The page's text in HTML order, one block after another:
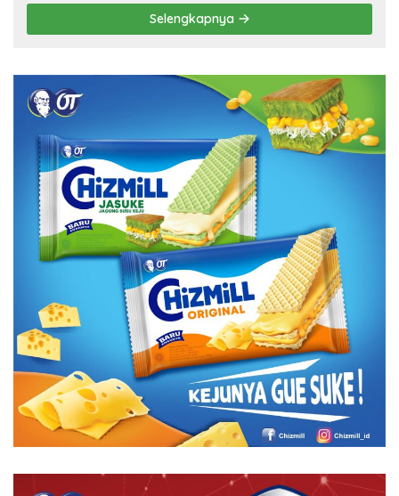
Selengkapnya